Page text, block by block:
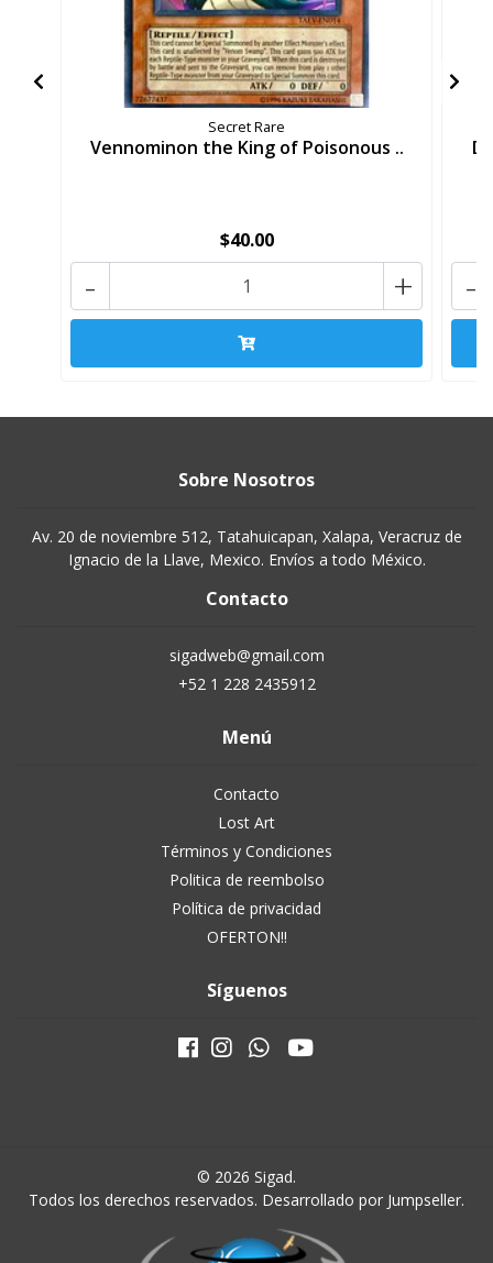
Secret Rare
Vennominon the King of Poisonous ..
$40.00
+
- -
Sobre Nosotros
Av. 20 de noviembre 512, Tatahuicapan, Xalapa, Veracruz de
Ignacio de la Llave, Mexico. Envíos a todo México.
Contacto
sigadweb@gmail.com
+52 1 228 2435912
Menú
Contacto
Lost Art
Términos y Condiciones
Politica de reembolso
Política de privacidad
OFERTON!!
Síguenos
© 2026 Sigad.
Todos los derechos reservados. Desarrollado por Jumpseller.